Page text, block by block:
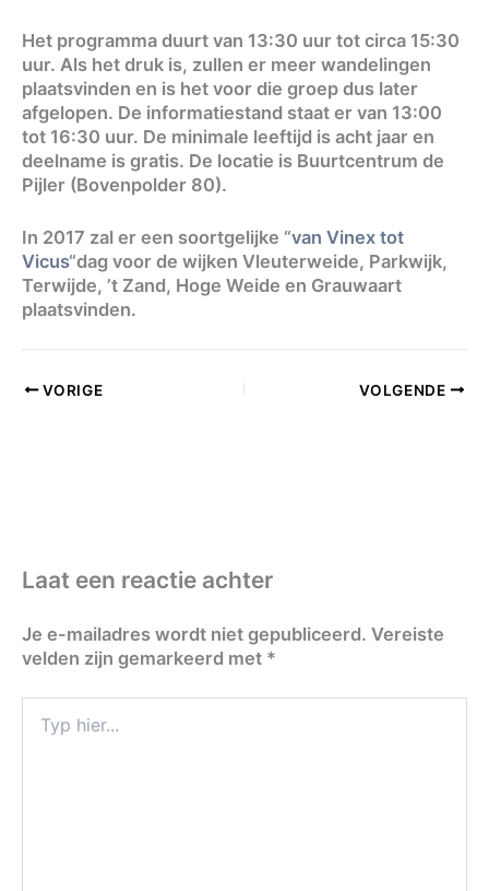
Het programma duurt van 13:30 uur tot circa 15:30
uur. Als het druk is, zullen er meer wandelingen
plaatsvinden en is het voor die groep dus later
afgelopen. De informatiestand staat er van 13:00
tot 16:30 uur. De minimale leeftijd is acht jaar en
deelname is gratis. De locatie is Buurtcentrum de
Pijler (Bovenpolder 80).
In 2017 zal er een soortgelijke “van Vinex tot
Vicus“dag voor de wijken Vleuterweide, Parkwijk,
Terwijde, ’t Zand, Hoge Weide en Grauwaart
plaatsvinden.
VORIGE VOLGENDE
Laat een reactie achter
Je e-mailadres wordt niet gepubliceerd. Vereiste
velden zijn gemarkeerd met *
hier...